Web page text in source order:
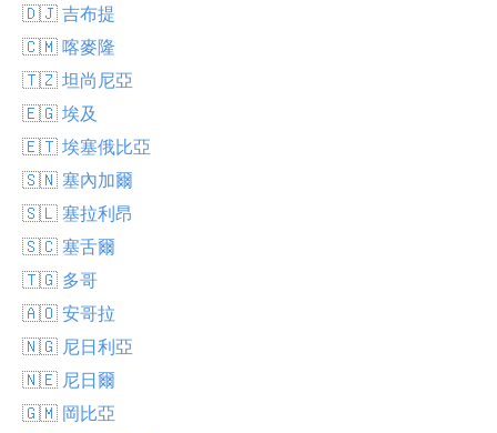
🇩🇯 吉布提
🇨🇲 喀麥隆
🇹🇿 坦尚尼亞
🇪🇬 埃及
🇪🇹 埃塞俄比亞
🇸🇳 塞內加爾
🇸🇱 塞拉利昂
🇸🇨 塞舌爾
🇹🇬 多哥
🇦🇴 安哥拉
🇳🇬 尼日利亞
🇳🇪 尼日爾
🇬🇲 岡比亞